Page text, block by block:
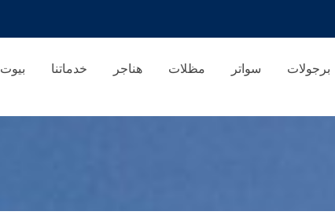
برجولات سواتر مظلات هناجر خدماتنا